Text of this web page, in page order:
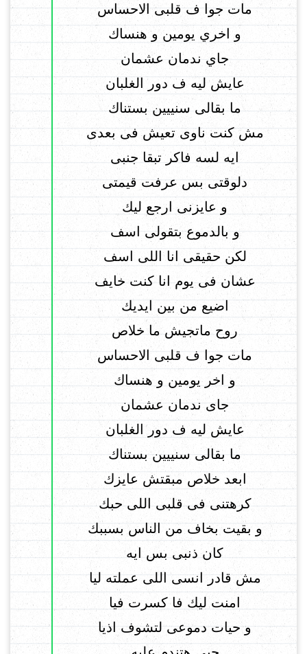
مات جوا ف قلبى الاحساس
و اخري يومين و هنساك
جاي ندمان عشمان
عايش ليه ف دور الغلبان
ما بقالى سنييين بستناك
مش كنت ناوى تعيش فى بعدى
ايه لسه فاكر تبقا جنبى
دلوقتى بس عرفت قيمتى
و عايزنى ارجع ليك
و بالدموع بتقولى اسف
لكن حقيقى انا اللى اسف
عشان فى يوم انا كنت خايف
اضيع من بين ايديك
روح ماتجيش ما خلاص
مات جوا ف قلبى الاحساس
و اخر يومين و هنساك
جاى ندمان عشمان
عايش ليه ف دور الغلبان
ما بقالى سنييين بستناك
ابعد خلاص مبقتش عايزك
كرهتنى فى قلبى اللى حبك
و بقيت بخاف من الناس بسببك
كان ذنبى بس ايه
مش قادر انسى اللى عملته ليا
امنت ليك فا كسرت فيا
و حيات دموعى لتشوف اذيا